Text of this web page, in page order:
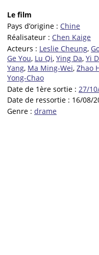
Le film
Pays d’origine : Chine
Réalisateur : Chen Kaige
Acteurs : Leslie Cheung,
Ge You, Lu Qi, Ying Da, Yi
Yang, Ma Ming-Wei, Zhao
Yong-Chao
Date de 1ère sortie : 27/
Date de ressortie : 16/08/
Genre : drame